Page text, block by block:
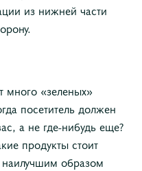
из нижней части
много «зеленых»
посетитель должен
а не где-нибудь еще?
продукты стоит
наилучшим образом